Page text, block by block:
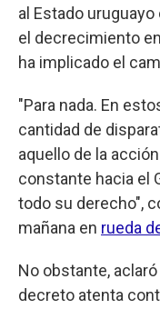
al Estado
el decrecimiento
ha implicado el
"Para nada. En
cantidad de
aquello de la
constante hacia el
todo su derecho",
mañana en rueda
No obstante,
decreto atenta